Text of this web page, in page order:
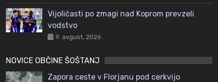
Vijoličasti po zmagi nad Koprom prevzeli
vodstvo
9. avgust, 2026
NOVICE OBČINE ŠOŠTANJ
Zapora ceste v Florjanu pod cerkvijo